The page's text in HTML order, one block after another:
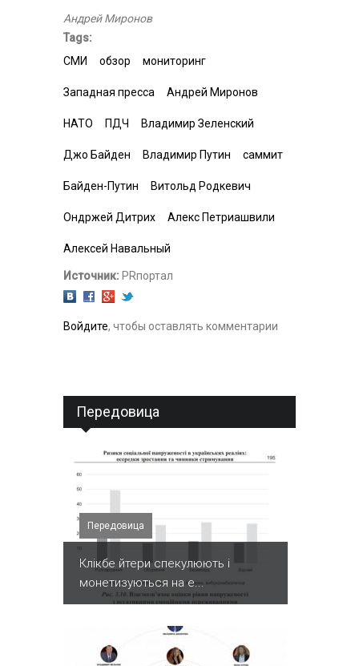
Андрей Миронов
Tags:
СМИ
обзор мониторинг
Западная пресса Андрей Миронов
НАТО ПДЧ Владимир Зеленский
Джо Байден Владимир Путин саммит
Байден-Путин Витольд Родкевич
Ондржей Дитрих Алекс Петриашвили
Алексей Навальный
Источник: PRпортал
Войдите, чтобы оставлять комментарии
Передовица
Передовица
Клікбе йтери спекулюють і
монетизуються на е...